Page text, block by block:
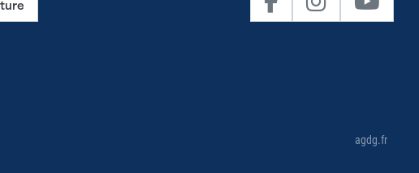
agdg.fr